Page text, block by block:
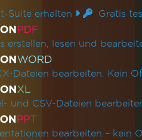
Suite erhalten Gratis
erstellen, lesen und
Dateien bearbeiten. Kein
und CSV-Dateien
bearbeiten – kein